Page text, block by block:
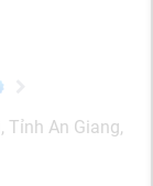
Tỉnh An Giang,